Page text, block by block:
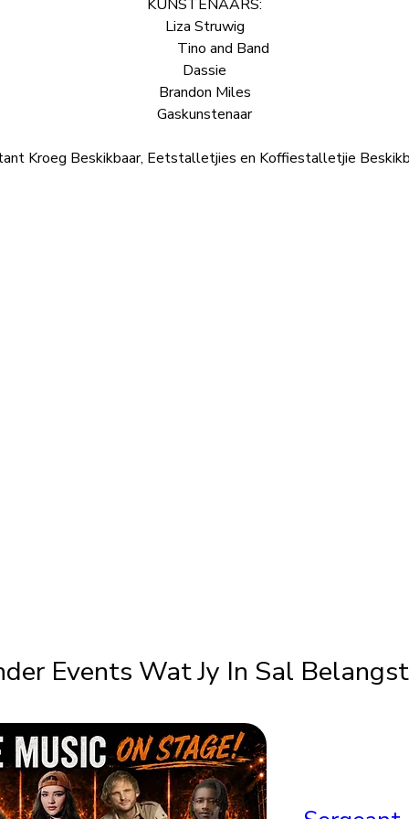
KUNSTENAARS:
Liza Struwig
Tino and Band
Dassie
Brandon Miles
Gaskunstenaar
Kroeg Beskikbaar, Eetstalletjies en Koffiestalletjie
Events Wat Jy In Sal